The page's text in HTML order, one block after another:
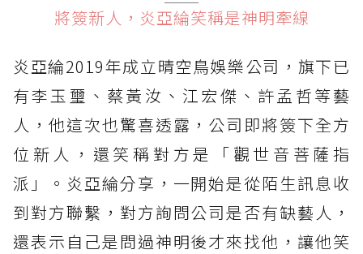
將簽新人，炎亞綸笑稱是神明牽線
炎亞綸2019年成立晴空鳥娛樂公司，旗下已
有李玉璽、蔡黃汝、江宏傑、許孟哲等藝
人，他這次也驚喜透露，公司即將簽下全方
位新人，還笑稱對方是「觀世音菩薩指
派」。炎亞綸分享，一開始是從陌生訊息收
到對方聯繫，對方詢問公司是否有缺藝人，
還表示自己是問過神明後才來找他，讓他笑